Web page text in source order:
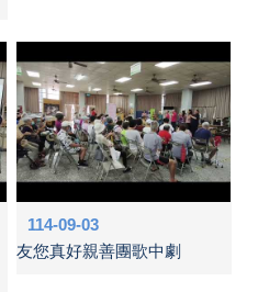
114-09-03
友您真好親善團歌中劇